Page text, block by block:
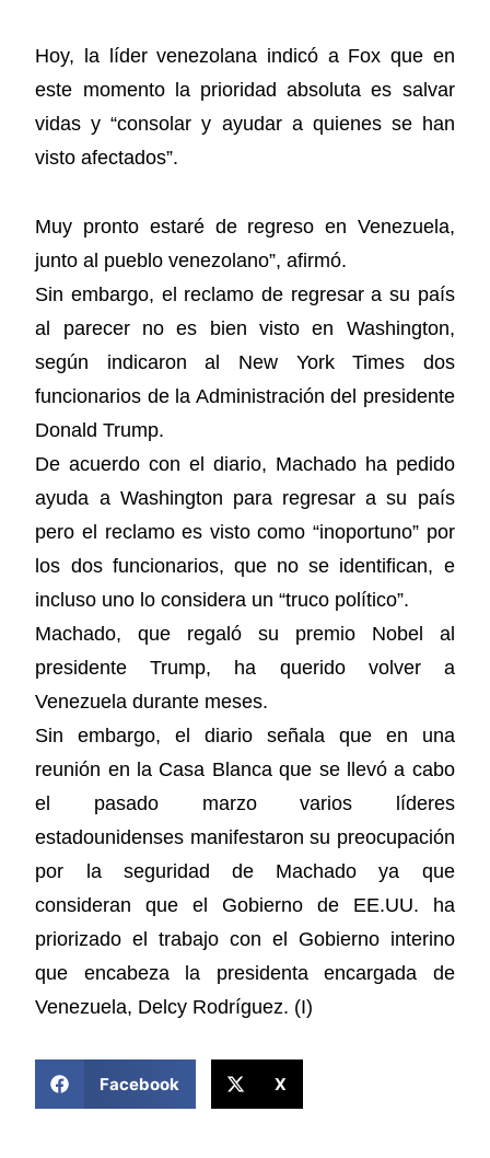
Hoy, la líder venezolana indicó a Fox que en
este momento la prioridad absoluta es salvar
vidas y “consolar y ayudar a quienes se han
visto afectados”.
Muy pronto estaré de regreso en Venezuela,
junto al pueblo venezolano”, afirmó.
Sin embargo, el reclamo de regresar a su país
al parecer no es bien visto en Washington,
según indicaron al New York Times dos
funcionarios de la Administración del presidente
Donald Trump.
De acuerdo con el diario, Machado ha pedido
ayuda a Washington para regresar a su país
pero el reclamo es visto como “inoportuno” por
los dos funcionarios, que no se identifican, e
incluso uno lo considera un “truco político”.
Machado, que regaló su premio Nobel al
presidente Trump, ha querido volver a
Venezuela durante meses.
Sin embargo, el diario señala que en una
reunión en la Casa Blanca que se llevó a cabo
el pasado marzo varios líderes
estadounidenses manifestaron su preocupación
por la seguridad de Machado ya que
consideran que el Gobierno de EE.UU. ha
priorizado el trabajo con el Gobierno interino
que encabeza la presidenta encargada de
Venezuela, Delcy Rodríguez. (I)
Facebook X